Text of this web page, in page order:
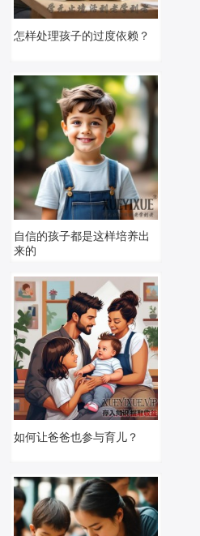
怎样处理孩子的过度依赖？
自信的孩子都是这样培养出
来的
如何让爸爸也参与育儿？